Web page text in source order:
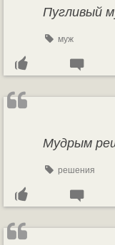
Пугливый
муж
Мудрым
решения